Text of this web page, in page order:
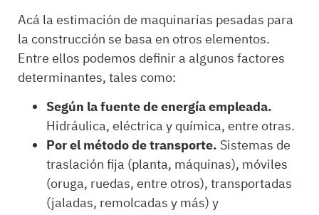
Acá la estimación de maquinarias pesadas para
la construcción se basa en otros elementos.
Entre ellos podemos definir a algunos factores
determinantes, tales como:
Según la fuente de energía empleada.
Hidráulica, eléctrica y química, entre otras.
Por el método de transporte. Sistemas de
traslación fija (planta, máquinas), móviles
(oruga, ruedas, entre otros), transportadas
(jaladas, remolcadas y más) y